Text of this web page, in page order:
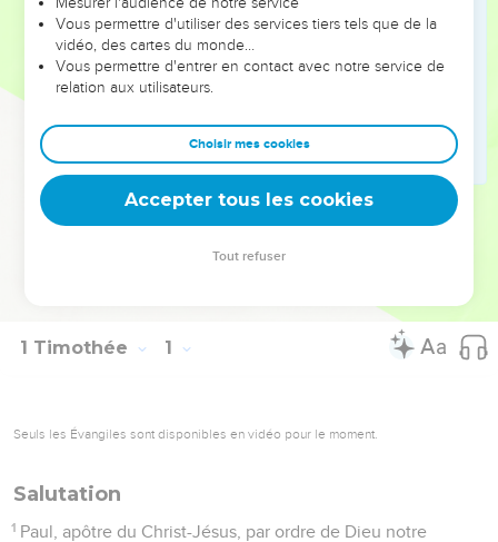
dirigeants) dans l’Eglise, et on précise les conditions de leur
nomination et leurs fonctions. Certaines veuves ont un
statut officiel. A côté des prières spontanées apparaissent
L’enseignement prend une grande importance, car il faut,
non seulement exposer la vérité, mais encore lutter contre
les erreurs qui se multiplient.
permission. All rights reserved worldwide.
1 Timothée 1
Seuls les Évangiles sont disponibles en vidéo pour le moment.
Salutation
1 Paul, apôtre du Christ-Jésus, par ordre de Dieu notre
Vous permettre d'utiliser des services tiers tels que de la
vidéo, des cartes du monde…
Vous permettre d'entrer en contact avec notre service de
relation aux utilisateurs.
Choisir mes cookies
Accepter tous les cookies
Tout refuser